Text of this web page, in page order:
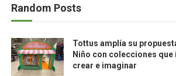
Random Posts
Tottus amplía su
Niño con colecciones que
crear e imaginar